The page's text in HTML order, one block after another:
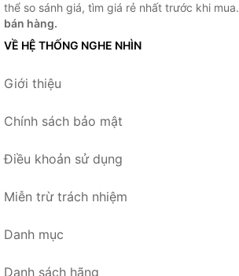
thể so sánh giá, tìm giá rẻ nhất trước khi mua.
bán hàng.
VỀ HỆ THỐNG NGHE NHÌN
Giới thiệu
Chính sách bảo mật
Điều khoản sử dụng
Miễn trừ trách nhiệm
Danh mục
Danh sách hãng